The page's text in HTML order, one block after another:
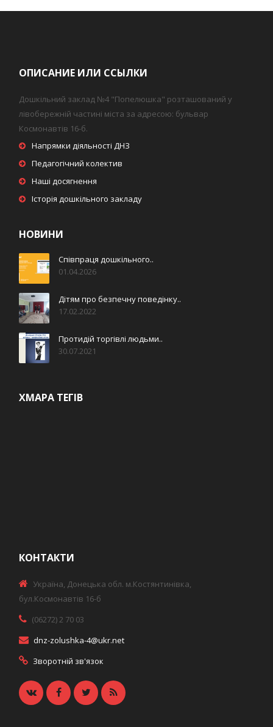
ОПИСАНИЕ ИЛИ ССЫЛКИ
Дошкільний заклад №4 "Попелюшка" розташований у
лівобережній частині міста за адресою: бульвар
Космонавтів 16-б.
Напрямки діяльності ДНЗ
Педагогічний колектив
Наші досягнення
Історія дошкільного закладу
НОВИНИ
Співпраця дошкільного..
01.04.2026
Дітям про безпечну поведінку..
17.02.2022
Протидій торгівлі людьми..
30.07.2021
ХМАРА ТЕГІВ
КОНТАКТИ
Україна, Донецька обл. м.Костянтинівка,
бул.Космонавтів 16-б
(06272) 2 70 03
dnz-zolushka-4@ukr.net
Зворотній зв'язок